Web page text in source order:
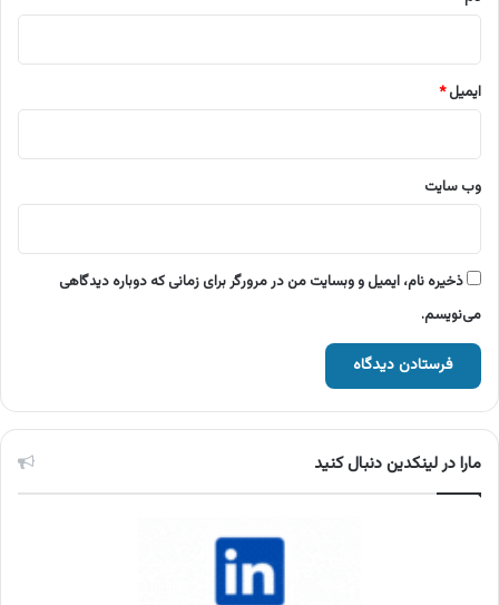
ایمیل*
وب‌ سایت
ذخیره نام، ایمیل و وبسایت من در مرورگر برای زمانی که دوباره دیدگاهی
می‌نویسم.
مارا در لینکدین دنبال کنید